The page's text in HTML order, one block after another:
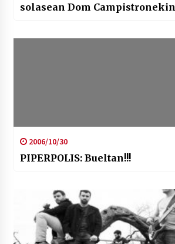
solasean Dom Campistronekin
2006/10/30
PIPERPOLIS: Bueltan!!!